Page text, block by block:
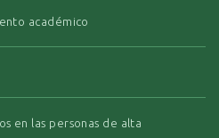
académico
en las personas de alta